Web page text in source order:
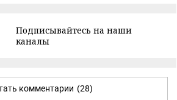
Подписывайтесь на наши
каналы
комментарии (28)